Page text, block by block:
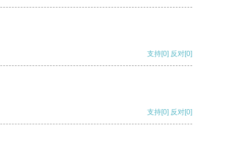
支持[0] 反对[0]
支持[0] 反对[0]